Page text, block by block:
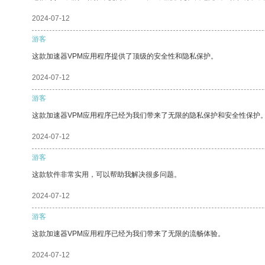
2024-07-12
游客
这款加速器VPM应用程序提供了顶级的安全性和隐私保护。
2024-07-12
游客
这款加速器VPM应用程序已经为我们带来了无限的隐私保护和安全性保护
2024-07-12
游客
这款软件非常实用，可以帮助我解决很多问题。
2024-07-12
游客
这款加速器VPM应用程序已经为我们带来了无限的流畅体验。
2024-07-12